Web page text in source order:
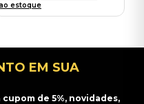
estoque
EM SUA
cupom de 5%, novidades,